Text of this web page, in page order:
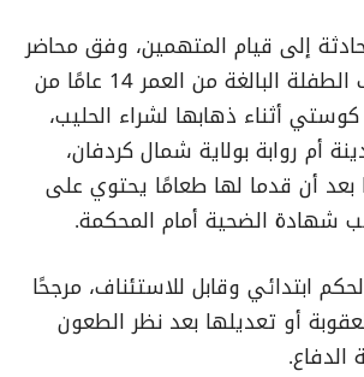
إلى قيام المتهمين، وفق محاضر
الاتهام، باختطاف الطفلة البالغة من العمر 14 عامًا من
أثناء ذهابها لشراء الحليب،
أم روابة بولاية شمال كردفان،
بعد أن قدما لها طعامًا يحتوي على
شهادة الضحية أمام المحكمة.
ابتدائي وقابل للاستئناف، مرجحًا
أو تعديلها بعد نظر الطعون